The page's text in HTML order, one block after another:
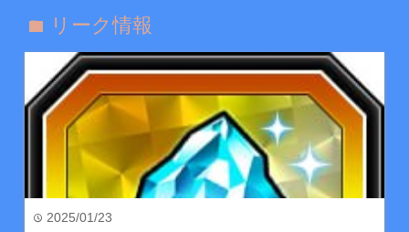
folder リーク情報
time 2025/01/23